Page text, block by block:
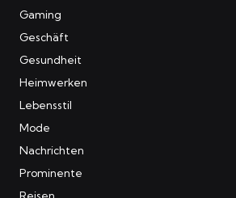
Gaming
Geschäft
Gesundheit
Heimwerken
Lebensstil
Mode
Nachrichten
Prominente
Reisen